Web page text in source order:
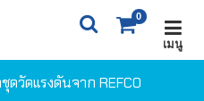
X
0
0 ITEM(S)
เมนู
ดวัดแรงดันจาก REFCO